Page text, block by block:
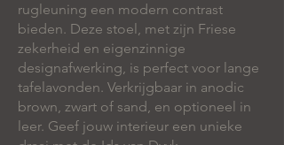
rugleuning een modern contrast
bieden. Deze stoel, met zijn Friese
zekerheid en eigenzinnige
designafwerking, is perfect voor lange
tafelavonden. Verkrijgbaar in anodic
brown, zwart of sand, en optioneel in
leer. Geef jouw interieur een unieke